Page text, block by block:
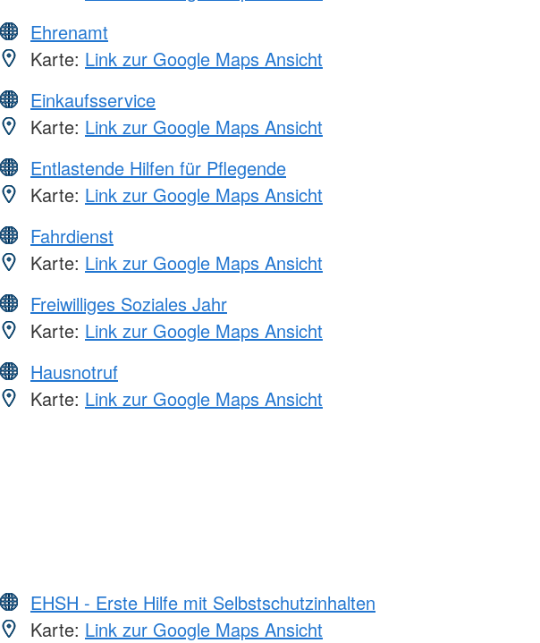
Ehrenamt
Karte: Link zur Google Maps Ansicht
Einkaufsservice
Karte: Link zur Google Maps Ansicht
Entlastende Hilfen für Pflegende
Karte: Link zur Google Maps Ansicht
Fahrdienst
Karte: Link zur Google Maps Ansicht
Freiwilliges Soziales Jahr
Karte: Link zur Google Maps Ansicht
Hausnotruf
Karte: Link zur Google Maps Ansicht
EHSH - Erste Hilfe mit Selbstschutzinhalten
Karte: Link zur Google Maps Ansicht